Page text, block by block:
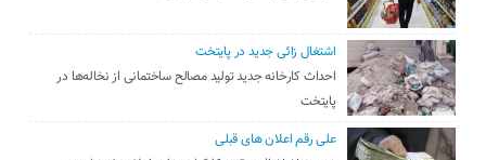
اشتغال زائی جدید در پایتخت
احداث کارخانه جدید تولید مصالح ساختمانی از نخاله‌ها در
پایتخت
علی رقم اعلان های قبلی